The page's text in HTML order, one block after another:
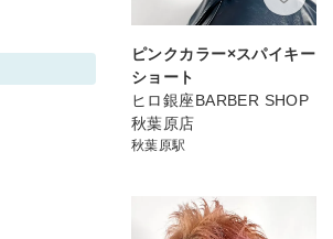
ピンクカラー×スパイキー
ショート
ヒロ銀座BARBER SHOP
秋葉原店
秋葉原駅